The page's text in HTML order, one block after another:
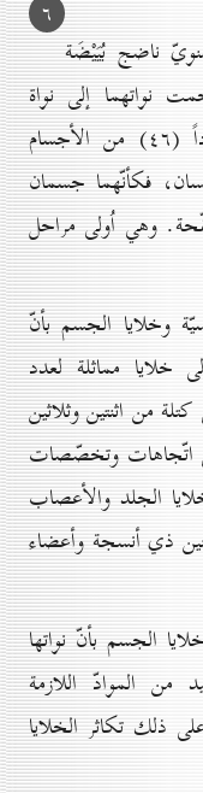
٦
ناضج بُيَيْضَة
نواتهما إلى نواة
واحدة ذات ثلاثة وعشرين زوجاً لافرداً (٤٦) من الأجسام
فكأنّهما جسمان
وهي اُولى مراحل
وخلايا الجسم بأنّ
خلايا مماثلة لعدد
من اثنتين وثلاثين
اتّجاهات وتخصّصات
الجلد والأعصاب
ذي أنسجة وأعضاء
الجسم بأنّ نواتها
من الموادّ اللازمة
ذلك تكاثر الخلايا